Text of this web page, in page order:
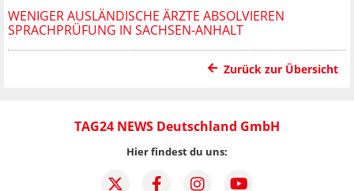
WENIGER AUSLÄNDISCHE ÄRZTE ABSOLVIEREN
SPRACHPRÜFUNG IN SACHSEN-ANHALT
Zurück zur Übersicht
TAG24 NEWS Deutschland GmbH
Hier findest du uns: